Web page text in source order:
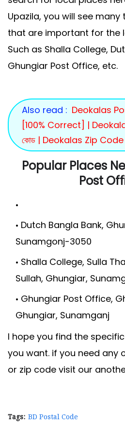
Upazila, you will see
that are important for the
Such as Shalla College,
Ghungiar Post Office, etc.
Also read : Deokalas
[100% Correct] | Deokalas
কোড | Deokalas Zip Code
Popular Places
Post
Dutch Bangla Bank,
Sunamgonj-3050
Shalla College, Sulla
Sullah, Ghungiar,
Ghungiar Post Office,
Ghungiar, Sunamganj
I hope you find the
you want. if you need any
or zip code visit our
Tags: BD Postal Code